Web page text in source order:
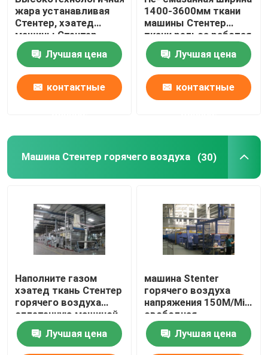
Компактор ткани Книт
Машина для просушки цилиндра
Ряд соскабливать и отбеливания
Производственная линия штапельного волокна
жара устанавливая
Стентер, хэатед
машины Стентер
ткани электрическое
Лучшая цена
контактные
1400-3600мм ткани
машины Стентер
ткани рельса работая
Лучшая цена
контактные
Машина Стентер горячего воздуха (30)
Наполните газом
хэатед ткань Стентер
горячего воздуха
сплетенную машиной
заканчивая
совмещенные Пин
Стентер/зажим
Лучшая цена
машина Stenter
горячего воздуха
напряжения 150M/Min
свободная
Лучшая цена